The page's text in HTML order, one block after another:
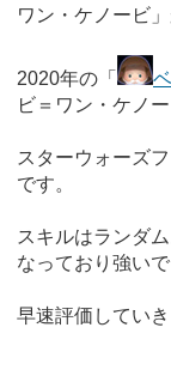
ワン・ケノービ
2020年の「
ビ＝ワン・ケノ
スターウォーズ
です。
スキルはランダ
なっており強い
早速評価していき